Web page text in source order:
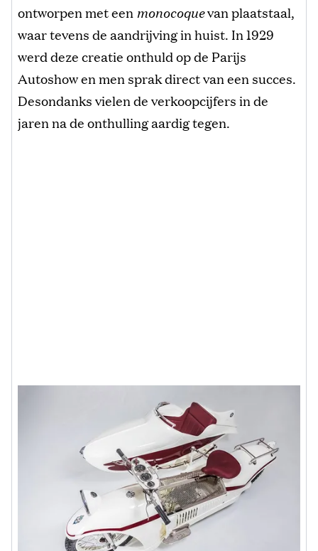
ontworpen met een monocoquevan plaatstaal,
waar tevens de aandrijving in huist. In 1929
werd deze creatie onthuld op de Parijs
Autoshow en men sprak direct van een succes.
Desondanks vielen de verkoopcijfers in de
jaren na de onthulling aardig tegen.